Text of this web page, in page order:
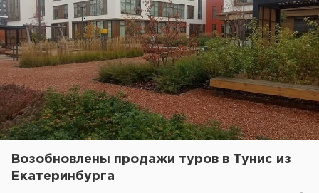
Возобновлены продажи туров в Тунис из
Екатеринбурга